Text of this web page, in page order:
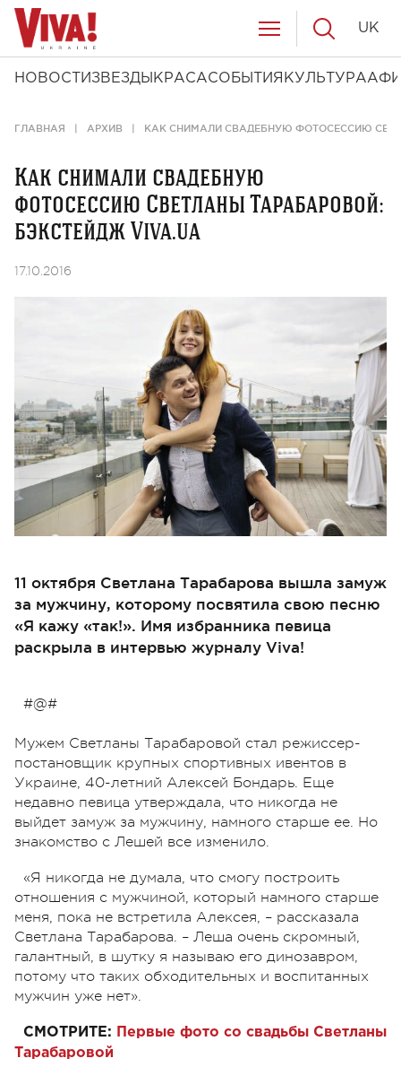
НОВОСТИ ЗВЕЗДЫ КРАСАСОБЫТИЯ КУЛЬТУРА
UK
ГЛАВНАЯ АРХИВ КАК СНИМАЛИ СВАДЕБНУЮ ФОТОСЕССИЮ
Как снимали свадебную
фотосессию Светланы Тарабаровой:
бэкстейдж Viva.ua
17.10.2016
11 октября Светлана Тарабарова вышла замуж
за мужчину, которому посвятила свою песню
«Я кажу «так!». Имя избранника певица
раскрыла в интервью журналу Viva!
#@#
Мужем Светланы Тарабаровой стал режиссер-
постановщик крупных спортивных ивентов в
Украине, 40-летний Алексей Бондарь. Еще
недавно певица утверждала, что никогда не
выйдет замуж за мужчину, намного старше ее. Но
знакомство с Лешей все изменило.
«Я никогда не думала, что смогу построить
отношения с мужчиной, который намного старше
меня, пока не встретила Алексея, – рассказала
Светлана Тарабарова. – Леша очень скромный,
галантный, в шутку я называю его динозавром,
потому что таких обходительных и воспитанных
мужчин уже нет».
СМОТРИТЕ:
Первые фото со свадьбы Светланы
Тарабаровой